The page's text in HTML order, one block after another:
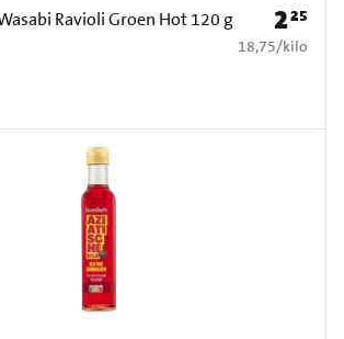
Ravioli Groen Hot 120 g Prijs: €
225
€ 18,75 per kilo
18,75/kilo